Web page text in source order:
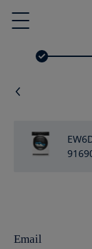
Menu
Email